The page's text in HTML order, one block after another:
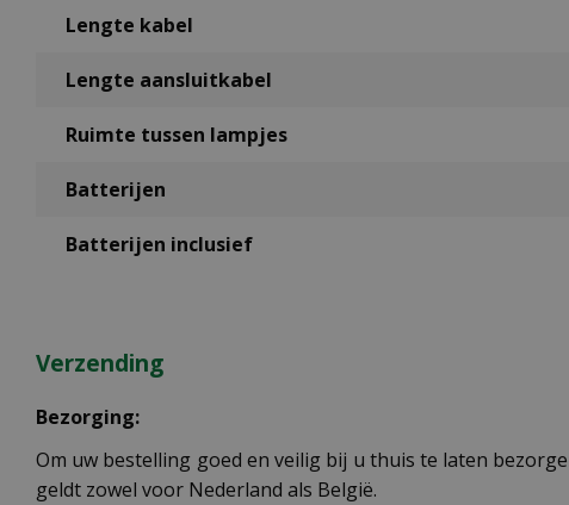
Lengte kabel
Lengte aansluitkabel
Ruimte tussen lampjes
Batterijen
Batterijen inclusief
Verzending
Bezorging:
Om uw bestelling goed en veilig bij u thuis te laten
geldt zowel voor Nederland als België.